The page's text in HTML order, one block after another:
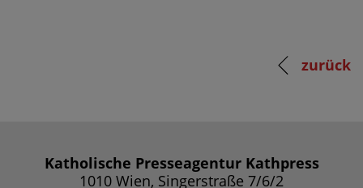
zurück
Katholische Presseagentur Kathpress
1010 Wien, Singerstraße 7/6/2